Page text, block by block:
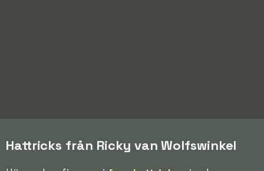
Hattricks från Ricky van Wolfswinkel